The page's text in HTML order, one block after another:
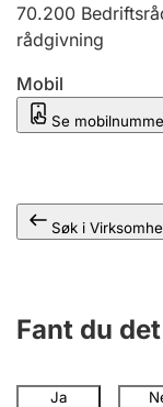
70.200
rådgivning
Mobil
Se
Søk i
Fant du
Ja